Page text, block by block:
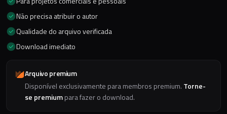
Não precisa atribuir o autor
Qualidade do arquivo verificada
Download imediato
Arquivo premium
Disponível exclusivamente para membros premium. Torne-
se premiumpara fazer o download.